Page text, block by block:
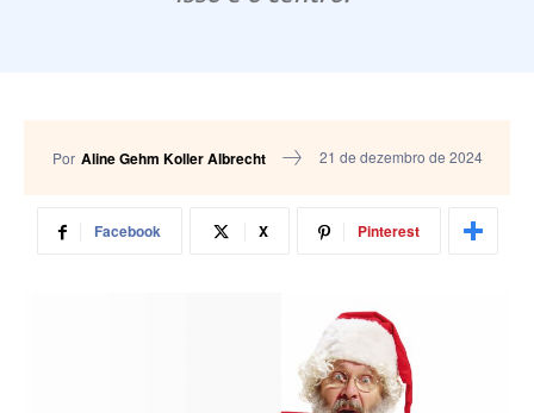
Por Aline Gehm Koller Albrecht 21 de dezembro de 2024
Facebook X Pinterest